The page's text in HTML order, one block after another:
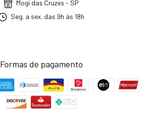
Mogi das Cruzes - SP
Seg. a sex. das 9h às 18h
Formas de pagamento